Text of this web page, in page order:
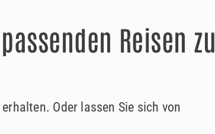
Reisen zu
Oder lassen Sie sich von